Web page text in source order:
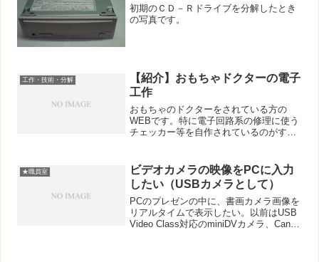
初期のＣＤ－Ｒドライブを分解したとき
の写真です。
工作・技術・分解
【紹介】おもちゃドクターの電子
工作
おもちゃのドクターをされている方の
WEBです。特に電子回路系の修理に使う
チェッカー等を自作されているのがすご
ターの電子工作
★職員室
ビデオカメラの映像をPCに入力
したい（USBカメラとして）
PCのプレゼンの中に、書画カメラ画像を
リアルタイムで表示したい。以前はUSB
Video Class対応のminiDVカメラ、Canon